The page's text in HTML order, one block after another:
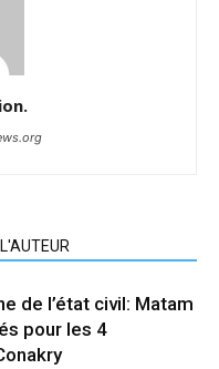
de l’état civil: Matam
pour les 4